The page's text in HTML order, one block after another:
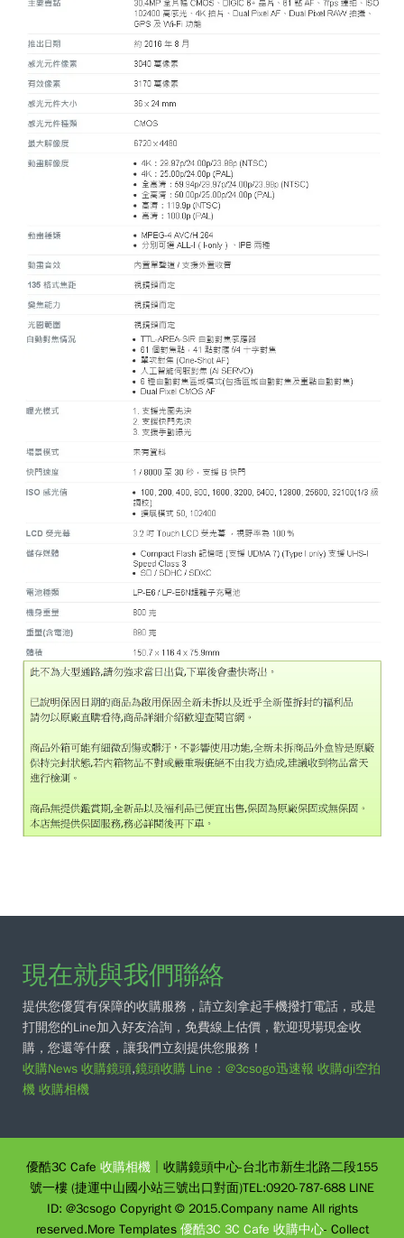
現在就與我們聯絡
提供您優質有保障的收購服務，請立刻拿起手機撥打電話，或是
打開您的Line加入好友洽詢，免費線上估價，歡迎現場現金收
購，您還等什麼，讓我們立刻提供您服務！
收購News 收購鏡頭,鏡頭收購 Line：@3csogo迅速報 收購dji空拍
機 收購相機
優酷3C Cafe 收購相機 │收購鏡頭中心-台北市新生北路二段155
號一樓 (捷運中山國小站三號出口對面)TEL:0920-787-688 LINE
ID: @3csogo Copyright © 2015.Company name All rights
reserved.More Templates 優酷3C 3C Cafe 收購中心- Collect